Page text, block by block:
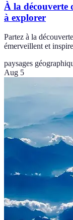
À la découverte
à explorer
Partez à la
émerveillent et
paysages
Aug 5